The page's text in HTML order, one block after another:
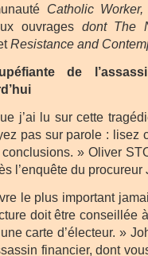
Catholic Worker,
ouvrages dont The
Resistance and
de
j’ai lu sur cette
pas sur parole : lisez
» Oliver
l’enquête du procureur
le plus important
doit être conseillée
carte d’électeur. »
financier, dont